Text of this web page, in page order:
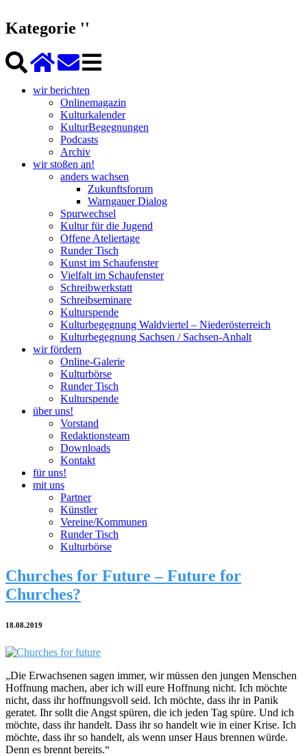
Kategorie ''
wir berichten
Onlinemagazin
Kulturkalender
KulturBegegnungen
Podcasts
Archiv
wir stoßen an!
anders wachsen
Zukunftsforum
Warngauer Dialog
Spurwechsel
Kultur für die Jugend
Offene Ateliertage
Runder Tisch
Kunst im Schaufenster
Vielfalt im Schaufenster
Schreibwerkstatt
Schreibseminare
Kulturspende
Kulturbegegnung Waldviertel – Niederösterreich
Kulturbegegnung Sachsen / Sachsen-Anhalt
wir fördern
Online-Galerie
Kulturbörse
Runder Tisch
Kulturspende
über uns!
Vorstand
Redaktionsteam
Downloads
Kontakt
für uns!
mit uns
Partner
Künstler
Vereine/Kommunen
Runder Tisch
Kulturbörse
Churches for Future – Future for
Churches?
18.08.2019
„Die Erwachsenen sagen immer, wir müssen den jungen Menschen
Hoffnung machen, aber ich will eure Hoffnung nicht. Ich möchte
nicht, dass ihr hoffnungsvoll seid. Ich möchte, dass ihr in Panik
geratet. Ihr sollt die Angst spüren, die ich jeden Tag spüre. Und ich
möchte, dass ihr handelt. Dass ihr so handelt wie in einer Krise. Ich
möchte, dass ihr so handelt, als wenn unser Haus brennen würde.
Denn es brennt bereits.“